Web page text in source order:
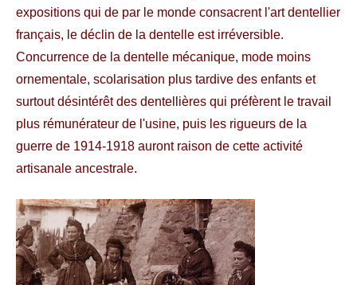
expositions qui de par le monde consacrent l'art dentellier
français, le déclin de la dentelle est irréversible.
Concurrence de la dentelle mécanique, mode moins
ornementale, scolarisation plus tardive des enfants et
surtout désintérêt des dentellières qui préfèrent le travail
plus rémunérateur de l'usine, puis les rigueurs de la
guerre de 1914-1918 auront raison de cette activité
artisanale ancestrale.